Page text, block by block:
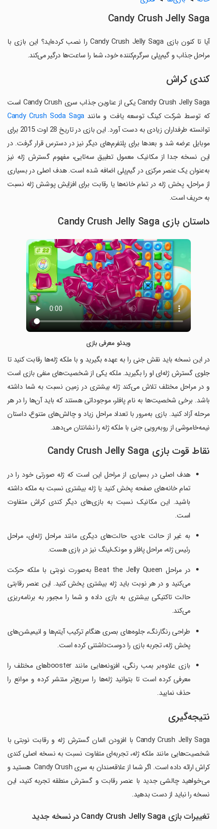
Candy Crush Jelly Saga
آیا تا کنون بازی Candy Crush Jelly Saga را نصب کرده‌اید؟ این بازی با
مراحل جذاب و گیم‌پلی سرگرم‌کننده خود، شما را ساعت‌ها درگیر می‌کند.
کندی کراش
Candy Crush Jelly Saga یکی از عناوین جذاب سری Candy Crush است
که توسط شرکت کینگ توسعه یافت و مانند Candy Crush Soda Saga
توانسته طرفداران زیادی به دست آورد. این بازی در تاریخ 28 اوت 2015 برای
موبایل عرضه شد و بعدها برای پلتفرم‌های دیگر نیز در دسترس قرار گرفت. در
این نسخه جدا از مکانیک معمول تطبیق سه‌تایی، مفهوم گسترش ژله نیز
به‌عنوان یک عنصر مرکزی در گیم‌پلی اضافه شده است. هدف اصلی در بسیاری
از مراحل، پخش ژله در تمام خانه‌ها یا رقابت برای افزایش پوشش ژله نسبت
به حریف است.
داستان بازی Candy Crush Jelly Saga
ویدئو معرفی بازی
در این نسخه باید نقش جنی را به عهده بگیرید و با ملکه ژله‌ها رقابت کنید تا
جلوی گسترش ژله‌ای او را بگیرید. ملکه یکی از شخصیت‌های منفی بازی است
و در مراحل مختلف تلاش می‌کند ژله بیشتری در زمین نسبت به شما داشته
باشد. برخی شخصیت‌ها به نام پافلر، موجوداتی هستند که باید آن‌ها را در هر
مرحله آزاد کنید. بازی به‌مرور با تعداد مراحل زیاد و چالش‌های متنوع، داستان
نیمه‌خاموشی از روبه‌رویی جنی با ملکه ژله را نشانتان می‌دهد.
نقاط قوت بازی Candy Crush Jelly Saga
هدف اصلی در بسیاری از مراحل این است که ژله صورتی خود را در
تمام خانه‌های صفحه پخش کنید یا ژله بیشتری نسبت به ملکه داشته
باشید. این مکانیک نسبت به بازی‌های دیگر کندی کراش متفاوت
است.
به غیر از حالت عادی، حالت‌های دیگری مانند مراحل ژله‌ای، مراحل
رئیس ژله، مراحل پافلر و مونک‌لینگ نیز در بازی هست.
در مراحل Beat the Jelly Queen به‌صورت نوبتی با ملکه حرکت
می‌کنید و در هر نوبت باید ژله بیشتری پخش کنید. این عنصر رقابتی
حالت تاکتیکی بیشتری به بازی داده و شما را مجبور به برنامه‌ریزی
می‌کند.
طراحی رنگارنگ، جلوه‌های بصری هنگام ترکیب آیتم‌ها و انیمیشن‌های
پخش ژله، تجربه بازی را دوست‌داشتنی کرده است.
بازی علاوه‌بر بمب رنگی، افزونه‌هایی مانند boosterهای مختلف را
معرفی کرده است تا بتوانید ژله‌ها را سریع‌تر منتشر کرده و موانع را
حذف نمایید.
نتیجه‌گیری
Candy Crush Jelly Saga با افزودن المان گسترش ژله و رقابت نوبتی با
شخصیت‌هایی مانند ملکه ژله، تجربه‌ای متفاوت نسبت به نسخه اصلی کندی
کراش ارائه داده است. اگر شما از علاقه‌مندان به سری Candy Crush هستید و
می‌خواهید چالشی جدید با عنصر رقابت و گسترش منطقه تجربه کنید، این
نسخه را نباید از دست بدهید.
تغییرات بازی Candy Crush Jelly Saga در نسخه جدید